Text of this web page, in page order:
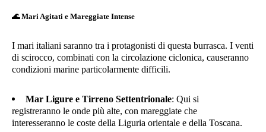
🌊Mari Agitati e Mareggiate Intense
I mari italiani saranno tra i protagonisti di questa burrasca. I venti
di scirocco, combinati con la circolazione ciclonica, causeranno
condizioni marine particolarmente difficili.
Mar Ligure e Tirreno Settentrionale: Qui si
registreranno le onde più alte, con mareggiate che
interesseranno le coste della Liguria orientale e della Toscana.